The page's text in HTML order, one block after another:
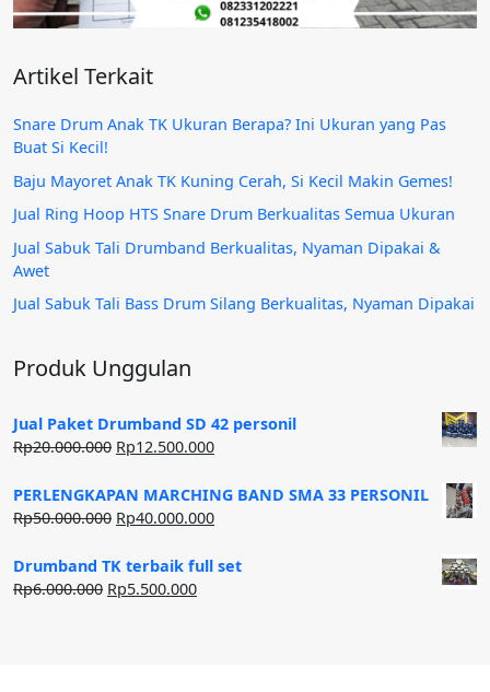
Artikel Terkait
Snare Drum Anak TK Ukuran Berapa? Ini Ukuran yang Pas
Buat Si Kecil!
Baju Mayoret Anak TK Kuning Cerah, Si Kecil Makin Gemes!
Jual Ring Hoop HTS Snare Drum Berkualitas Semua Ukuran
Jual Sabuk Tali Drumband Berkualitas, Nyaman Dipakai &
Awet
Jual Sabuk Tali Bass Drum Silang Berkualitas, Nyaman Dipakai
Produk Unggulan
Jual Paket Drumband SD 42 personil
Rp20.000.000 Harga
adalah:
Rp20.000.000.
Rp12.500.000Harga
ini
adalah:
PERLENGKAPAN MARCHING BAND SMA 33 PERSONIL
Rp50.000.000 Harga
adalah:
Rp50.000.000.
Rp40.000.000Harga
ini
Drumband TK terbaik full set
Rp6.000.000 Harga
Rp5.500.000Harga